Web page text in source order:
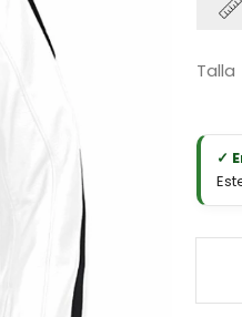
Talla
✓